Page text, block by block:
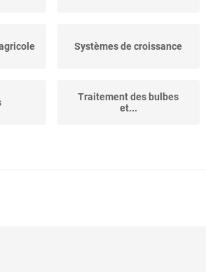
Systèmes de croissance
Traitement des bulbes
et...